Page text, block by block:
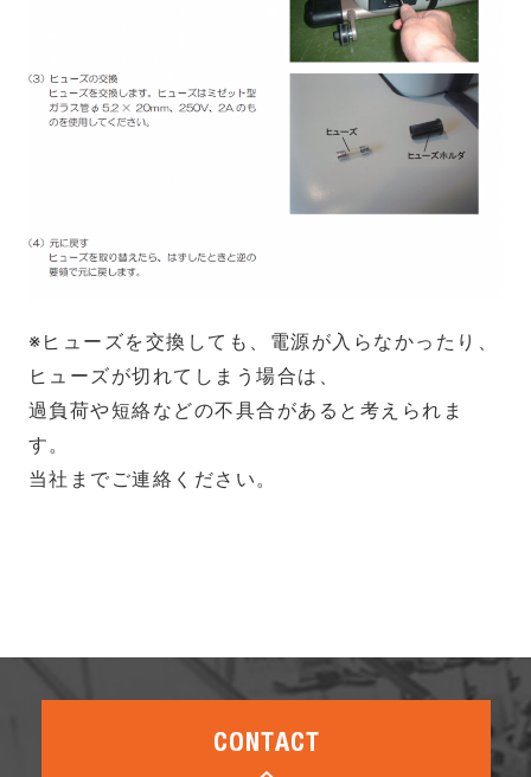
※ヒューズを交換しても、電源が入らなかったり、
ヒューズが切れてしまう場合は、
過負荷や短絡などの不具合があると考えられま
す。
当社までご連絡ください。